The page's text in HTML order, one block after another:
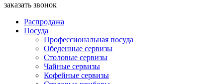
заказать звонок
Распродажа
Посуда
Профессиональная посуда
Обеденные сервизы
Столовые сервизы
Чайные сервизы
Кофейные сервизы